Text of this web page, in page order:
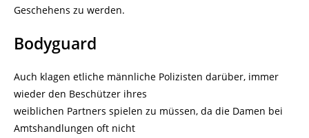
Geschehens zu werden.
Bodyguard
Auch klagen etliche männliche Polizisten darüber, immer
wieder den Beschützer ihres
weiblichen Partners spielen zu müssen, da die Damen bei
Amtshandlungen oft nicht